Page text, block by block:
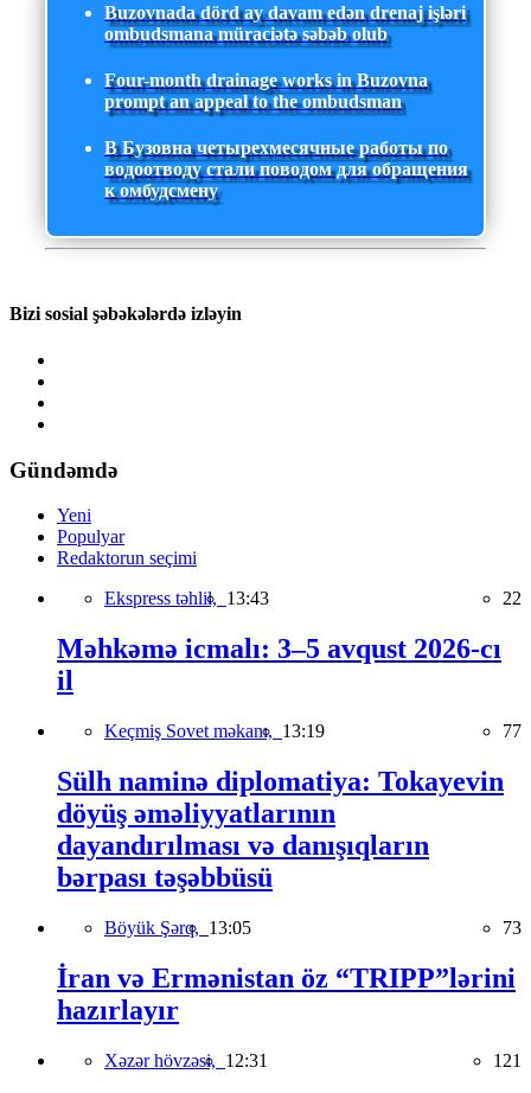
Buzovnada dörd ay davam edən drenaj işləri
ombudsmana müraciətə səbəb olub
Four-month drainage works in Buzovna
prompt an appeal to the ombudsman
В Бузовна четырехмесячные работы по
водоотводу стали поводом для обращения
к омбудсмену
Bizi sosial şəbəkələrdə izləyin
Gündəmdə
Yeni
Populyar
Redaktorun seçimi
Ekspress təhlil, 13:43 22
Məhkəmə icmalı: 3–5 avqust 2026-cı
il
Keçmiş Sovet məkanı, 13:19 77
Sülh naminə diplomatiya: Tokayevin
döyüş əməliyyatlarının
dayandırılması və danışıqların
bərpası təşəbbüsü
Böyük Şərq, 13:05 73
İran və Ermənistan öz “TRIPP”lərini
hazırlayır
Xəzər hövzəsi, 12:31 121